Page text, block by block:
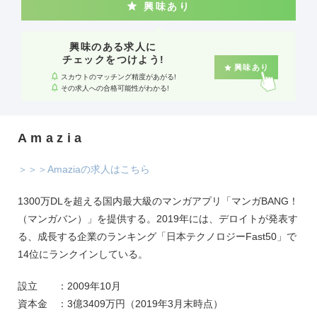
の例：  生産性向上・業務プロセス変革プロジェクト  サービス品質向上プロ
プラン例：  エムスリーのコア事業であるマーケティング事業のリード  グル
ープ企業の経営サポート  新規事業リーダー  M&Aした海外の会社で新規サー
ビス構築のリード #社会課題に挑む企業 #チャレンジできる環境 #DX推進
興味あり
興味のある求人に
チェックをつけよう!
スカウトのマッチング精度があがる!
その求人への合格可能性がわかる!
興味あり
Amazia
＞＞＞Amaziaの求人はこちら
1300万DLを超える国内最大級のマンガアプリ「マンガBANG！
（マンガバン）」を提供する。2019年には、デロイトが発表す
る、成長する企業のランキング「日本テクノロジーFast50」で
14位にランクインしている。
設立 ：2009年10月
資本金 ：3億3409万円（2019年3月末時点）